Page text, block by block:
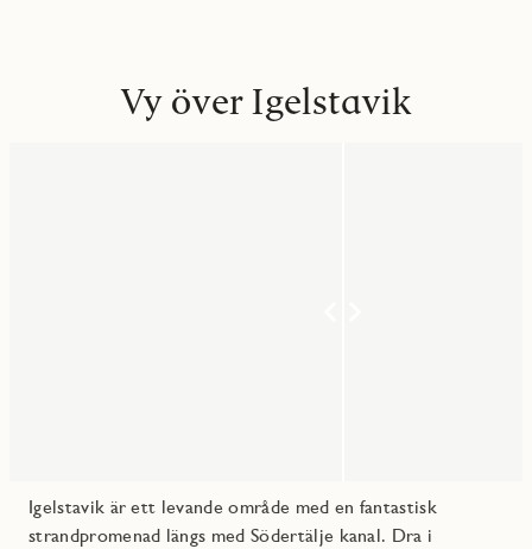
Vy över Igelstavik
Igelstavik är ett levande område med en fantastisk
strandpromenad längs med Södertälje kanal. Dra i